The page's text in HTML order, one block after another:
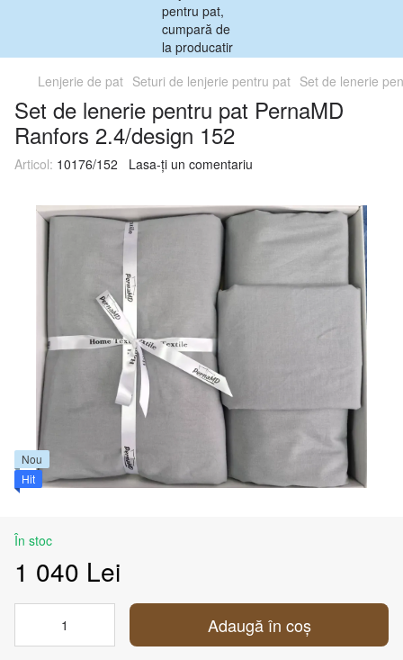
Lenjerie de pat Seturi de lenjerie pentru pat Set de lenerie
Set de lenerie pentru pat PernaMD
Ranfors 2.4/design 152
Articol: 10176/152 Lasa-ți un comentariu
Nou
Hit
În stoc
1 040 Lei
Adaugă în coș